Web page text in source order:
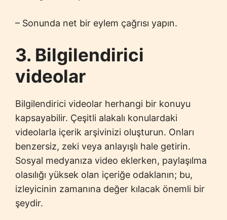
– Sonunda net bir eylem çağrısı yapın.
3. Bilgilendirici
videolar
Bilgilendirici videolar herhangi bir konuyu
kapsayabilir. Çeşitli alakalı konulardaki
videolarla içerik arşivinizi oluşturun. Onları
benzersiz, zeki veya anlayışlı hale getirin.
Sosyal medyanıza video eklerken, paylaşılma
olasılığı yüksek olan içeriğe odaklanın; bu,
izleyicinin zamanına değer kılacak önemli bir
şeydir.